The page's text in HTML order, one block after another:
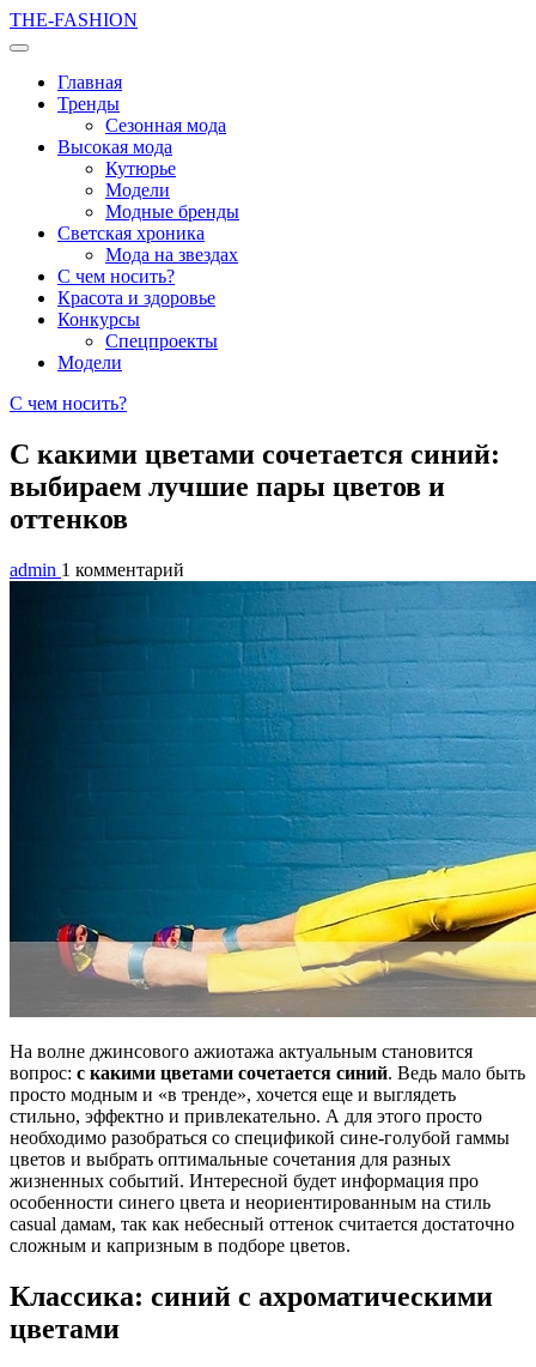
THE-FASHION
Главная
Тренды
Сезонная мода
Высокая мода
Кутюрье
Модели
Модные бренды
Светская хроника
Мода на звездах
С чем носить?
Красота и здоровье
Конкурсы
Спецпроекты
Модели
С чем носить?
С какими цветами сочетается синий:
выбираем лучшие пары цветов и
оттенков
admin 1 комментарий
На волне джинсового ажиотажа актуальным становится
вопрос: с какими цветами сочетается синий. Ведь мало быть
просто модным и «в тренде», хочется еще и выглядеть
стильно, эффектно и привлекательно. А для этого просто
необходимо разобраться со спецификой сине-голубой гаммы
цветов и выбрать оптимальные сочетания для разных
жизненных событий. Интересной будет информация про
особенности синего цвета и неориентированным на стиль
casual дамам, так как небесный оттенок считается достаточно
сложным и капризным в подборе цветов.
Классика: синий с ахроматическими
цветами